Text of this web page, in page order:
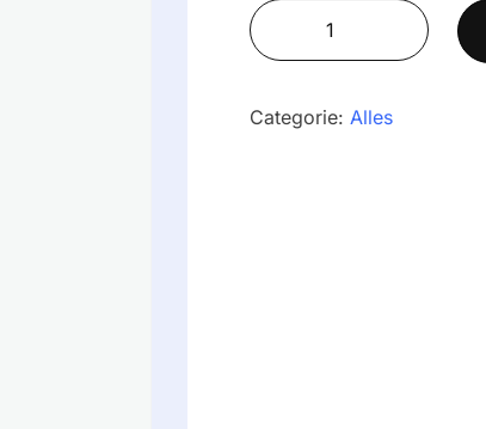
was:
€
BFN300M
Geijkt
III
Categorie:Alles